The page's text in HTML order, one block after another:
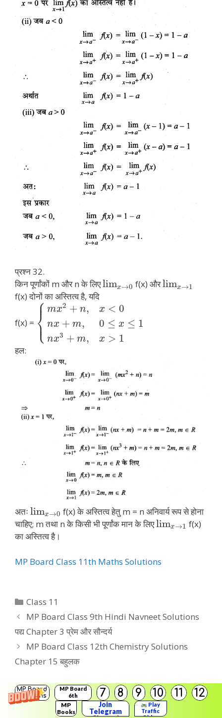
MP Board
Solutions
MP Board
6th
Solutions
7 8 9 10 11 12
MP
Books
Join
Telegram
Play
Traffic
प्रश्न 32.
किन पूर्णांकों m और n के लिएlimx→0 f(x) औरlimx→1
f(x) दोनों का अस्तित्व है, यदि
f(x) = ⎧
⎩
⎨⎪
⎪
mx2 + n,
nx + m,
nx3 + m,
x < 0
0 ≤ x ≤ 1
x > 1
हल:
अतः limx→0 f(x) के अस्तित्व हेतु m = n अनिवार्य रूप से होना
चाहिए; m तथा n के किसी भी पूर्णांक मान के लिएlimx→1 f(x)
का अस्तित्व है।
MP Board Class 11th Maths Solutions
Categories
Class 11
MP Board Class 9th Hindi Navneet Solutions
पद्य Chapter 3 प्रेम और सौन्दर्य
MP Board Class 12th Chemistry Solutions
Chapter 15 बहुलक
Leave a Comment